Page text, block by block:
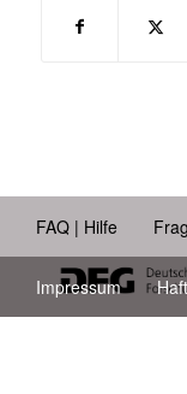
FAQ | Hilfe
Impressum